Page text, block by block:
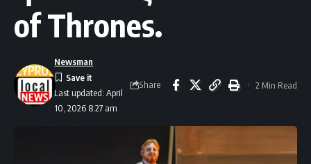
of Thrones.
Last updated: April
10, 2026 8:27 am
Newsman
Share 2 Min Read